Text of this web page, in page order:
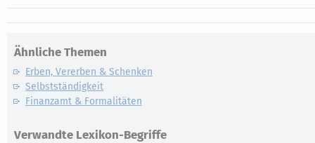
Ähnliche Themen
Erben, Vererben & Schenken
Selbstständigkeit
Finanzamt & Formalitäten
Verwandte Lexikon-Begriffe